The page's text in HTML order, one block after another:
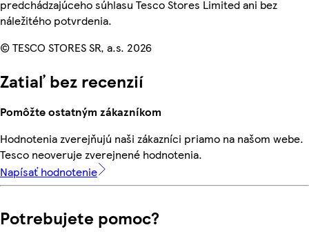
predchádzajúceho súhlasu Tesco Stores Limited ani bez
náležitého potvrdenia.
© TESCO STORES SR, a.s. 2026
Zatiaľ bez recenzií
Pomôžte ostatným zákazníkom
Hodnotenia zverejňujú naši zákazníci priamo na našom webe.
Tesco neoveruje zverejnené hodnotenia.
Napísať hodnotenie
Potrebujete pomoc?